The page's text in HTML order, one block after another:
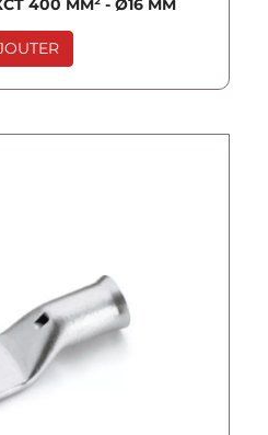
400 MM² - Ø16 MM